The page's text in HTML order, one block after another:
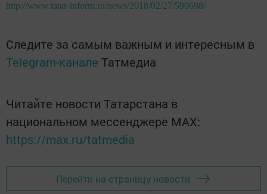
http://www.tatar-inform.ru/news/2018/02/27/599698/
Следите за самым важным и интересным в
Telegram-канале Татмедиа
Читайте новости Татарстана в
национальном мессенджере MАХ:
https://max.ru/tatmedia
Перейти на страницу новости